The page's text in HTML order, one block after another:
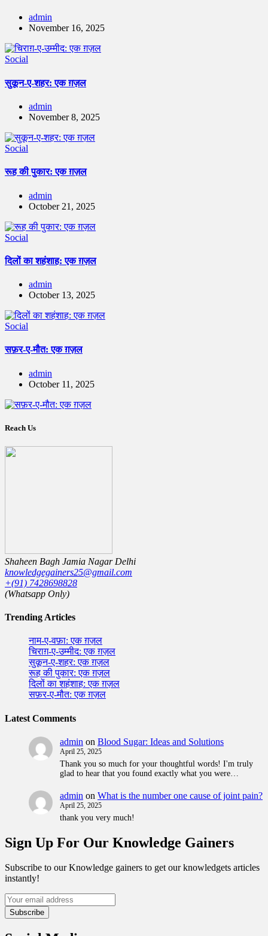
admin
November 16, 2025
Social
सुकून-ए-शहर: एक ग़ज़ल
admin
November 8, 2025
Social
रूह की पुकार: एक ग़ज़ल
admin
October 21, 2025
Social
दिलों का शहंशाह: एक ग़ज़ल
admin
October 13, 2025
Social
सफ़र-ए-मौत: एक ग़ज़ल
admin
October 11, 2025
Reach Us
Shaheen Bagh Jamia Nagar Delhi
knowledgegainers25@gmail.com
+(91) 7428698828
(Whatsapp Only)
Trending Articles
नाम-ए-वफ़ा: एक ग़ज़ल
चिराग़-ए-उम्मीद: एक ग़ज़ल
सुकून-ए-शहर: एक ग़ज़ल
रूह की पुकार: एक ग़ज़ल
दिलों का शहंशाह: एक ग़ज़ल
सफ़र-ए-मौत: एक ग़ज़ल
Latest Comments
admin on Blood Sugar: Ideas and Solutions
April 25, 2025
Thank you so much for your thoughtful words! I'm truly
glad to hear that you found exactly what you were…
admin on What is the number one cause of joint pain?
April 25, 2025
thank you very much!
Sign Up For Our Knowledge Gainers
Subscribe to our Knowledge gainers to get our knowledgets articles
instantly!
Subscribe